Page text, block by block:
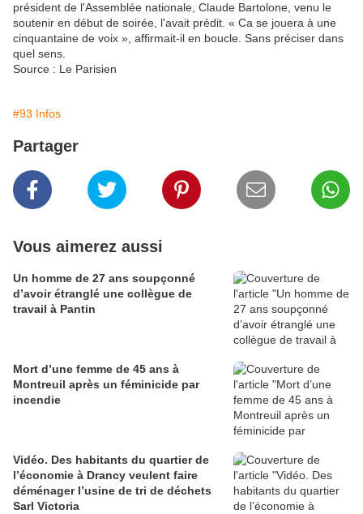
président de l'Assemblée nationale, Claude Bartolone, venu le
soutenir en début de soirée, l'avait prédit. « Ca se jouera à une
cinquantaine de voix », affirmait-il en boucle. Sans préciser dans
quel sens.
Source : Le Parisien
#93 Infos
Partager
Vous aimerez aussi
Un homme de 27 ans soupçonné
d’avoir étranglé une collègue de
travail à Pantin
Mort d’une femme de 45 ans à
Montreuil après un féminicide par
incendie
Vidéo. Des habitants du quartier de
l’économie à Drancy veulent faire
déménager l’usine de tri de déchets
Sarl Victoria